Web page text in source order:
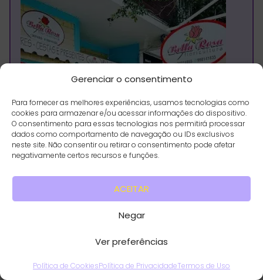
Gerenciar o consentimento
Para fornecer as melhores experiências, usamos tecnologias como
cookies para armazenar e/ou acessar informações do dispositivo.
O consentimento para essas tecnologias nos permitirá processar
dados como comportamento de navegação ou IDs exclusivos
neste site. Não consentir ou retirar o consentimento pode afetar
negativamente certos recursos e funções.
ACEITAR
Negar
Ver preferências
Política de CookiesPolítica de PrivacidadeTermos de Uso
Floricultura Bella Rosa